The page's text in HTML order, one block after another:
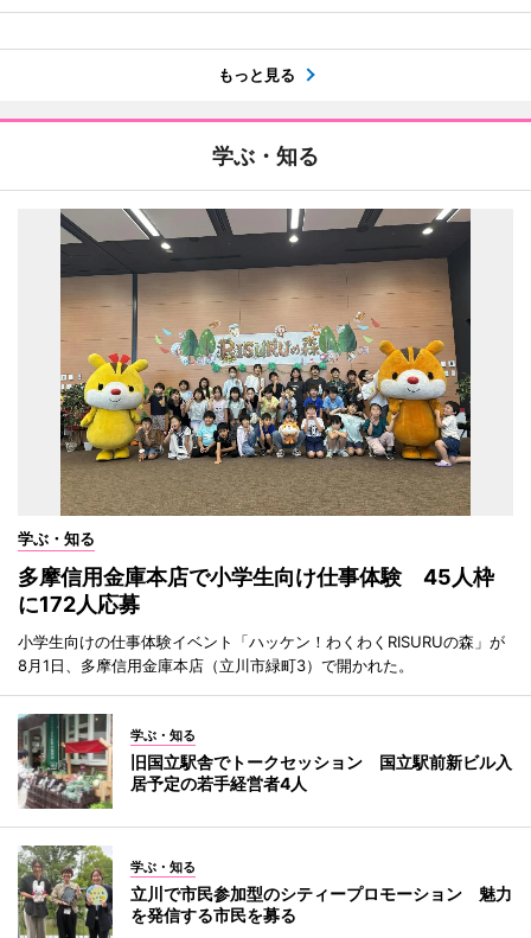
もっと見る
学ぶ・知る
学ぶ・知る
多摩信用金庫本店で小学生向け仕事体験 45人枠
に172人応募
小学生向けの仕事体験イベント「ハッケン！わくわくRISURUの森」が
8月1日、多摩信用金庫本店（立川市緑町3）で開かれた。
学ぶ・知る
旧国立駅舎でトークセッション 国立駅前新ビル入
居予定の若手経営者4人
学ぶ・知る
立川で市民参加型のシティープロモーション 魅力
を発信する市民を募る